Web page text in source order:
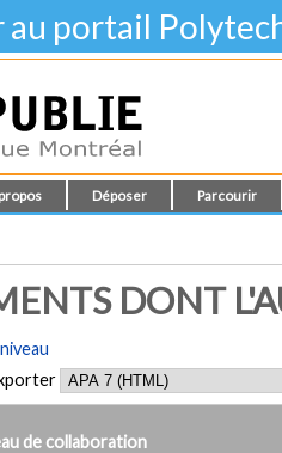
au portail
Déposer Parcourir
DONT
de collaboration